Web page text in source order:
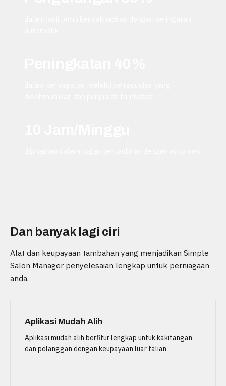
Dan banyak lagi ciri
Alat dan keupayaan tambahan yang menjadikan Simple
Salon Manager penyelesaian lengkap untuk perniagaan
anda.
Aplikasi Mudah Alih
Aplikasi mudah alih berfitur lengkap untuk kakitangan
dan pelanggan dengan keupayaan luar talian